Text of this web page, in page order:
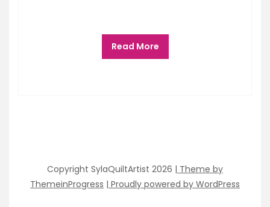
Read More
Copyright SylaQuiltArtist 2026 | Theme by
ThemeinProgress | Proudly powered by WordPress